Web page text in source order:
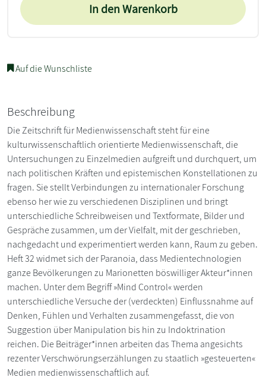
In den Warenkorb
Auf die Wunschliste
Beschreibung
Die Zeitschrift für Medienwissenschaft steht für eine
kulturwissenschaftlich orientierte Medienwissenschaft, die
Untersuchungen zu Einzelmedien aufgreift und durchquert, um
nach politischen Kräften und epistemischen Konstellationen zu
fragen. Sie stellt Verbindungen zu internationaler Forschung
ebenso her wie zu verschiedenen Disziplinen und bringt
unterschiedliche Schreibweisen und Textformate, Bilder und
Gespräche zusammen, um der Vielfalt, mit der geschrieben,
nachgedacht und experimentiert werden kann, Raum zu geben.
Heft 32 widmet sich der Paranoia, dass Medientechnologien
ganze Bevölkerungen zu Marionetten böswilliger Akteur*innen
machen. Unter dem Begriff »Mind Control« werden
unterschiedliche Versuche der (verdeckten) Einflussnahme auf
Denken, Fühlen und Verhalten zusammengefasst, die von
Suggestion über Manipulation bis hin zu Indoktrination
reichen. Die Beiträger*innen arbeiten das Thema angesichts
rezenter Verschwörungserzählungen zu staatlich »gesteuerten«
Medien medienwissenschaftlich auf.